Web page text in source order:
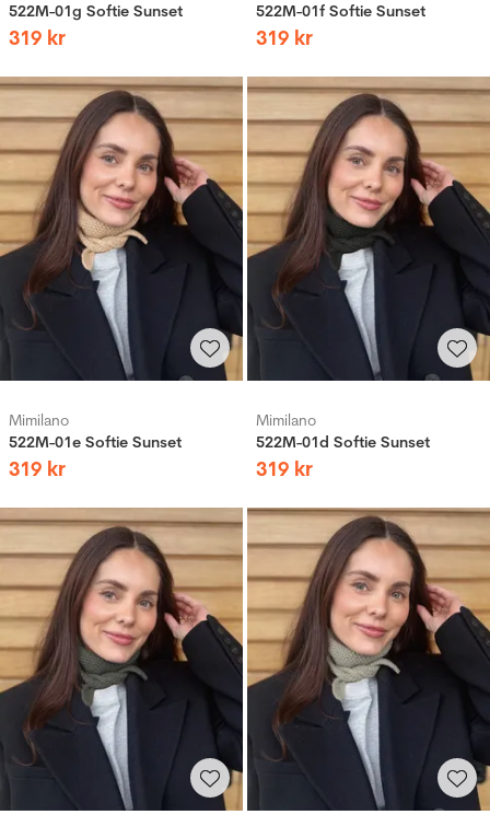
522M-01g Softie Sunset
319 kr
522M-01f Softie Sunset
319 kr
Mimilano
522M-01e Softie Sunset
319 kr
Mimilano
522M-01d Softie Sunset
319 kr